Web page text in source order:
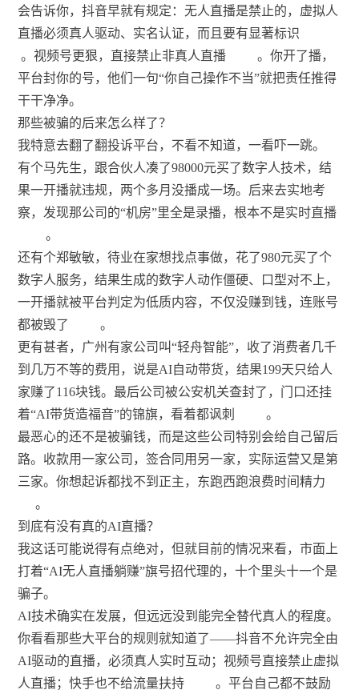
会告诉你，抖音早就有规定：无人直播是禁止的，虚拟人
直播必须真人驱动、实名认证，而且要有显著标识
。视频号更狠，直接禁止非真人直播
。你开了播，
平台封你的号，他们一句“你自己操作不当”就把责任推得
干干净净。
那些被骗的后来怎么样了？
我特意去翻了翻投诉平台，不看不知道，一看吓一跳。
有个马先生，跟合伙人凑了98000元买了数字人技术，结
果一开播就违规，两个多月没播成一场。后来去实地考
察，发现那公司的“机房”里全是录播，根本不是实时直播
。
还有个郑敏敏，待业在家想找点事做，花了980元买了个
数字人服务，结果生成的数字人动作僵硬、口型对不上，
一开播就被平台判定为低质内容，不仅没赚到钱，连账号
都被毁了
。
更有甚者，广州有家公司叫“轻舟智能”，收了消费者几千
到几万不等的费用，说是AI自动带货，结果199天只给人
家赚了116块钱。最后公司被公安机关查封了，门口还挂
着“AI带货造福音”的锦旗，看着都讽刺
。
最恶心的还不是被骗钱，而是这些公司特别会给自己留后
路。收款用一家公司，签合同用另一家，实际运营又是第
三家。你想起诉都找不到正主，东跑西跑浪费时间精力
。
到底有没有真的AI直播？
我这话可能说得有点绝对，但就目前的情况来看，市面上
打着“AI无人直播躺赚”旗号招代理的，十个里头十一个是
骗子。
AI技术确实在发展，但远远没到能完全替代真人的程度。
你看看那些大平台的规则就知道了——抖音不允许完全由
AI驱动的直播，必须真人实时互动；视频号直接禁止虚拟
人直播；快手也不给流量扶持
。平台自己都不鼓励